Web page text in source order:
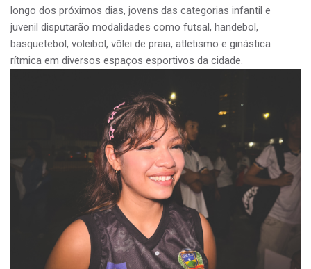
longo dos próximos dias, jovens das categorias infantil e
juvenil disputarão modalidades como futsal, handebol,
basquetebol, voleibol, vôlei de praia, atletismo e ginástica
rítmica em diversos espaços esportivos da cidade.